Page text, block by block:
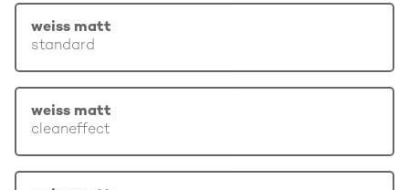
weiss matt
standard
weiss matt
cleaneffect